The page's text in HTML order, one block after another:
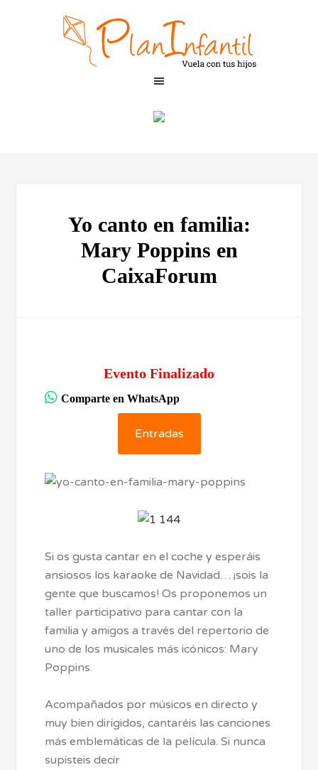
Yo canto en familia:
Mary Poppins en
CaixaForum
Evento Finalizado
Comparte en WhatsApp
Entradas
Si os gusta cantar en el coche y esperáis
ansiosos los karaoke de Navidad… ¡sois la
gente que buscamos! Os proponemos un
taller participativo para cantar con la
familia y amigos a través del repertorio de
uno de los musicales más icónicos: Mary
Poppins.
Acompañados por músicos en directo y
muy bien dirigidos, cantaréis las canciones
más emblemáticas de la película. Si nunca
supisteis decir